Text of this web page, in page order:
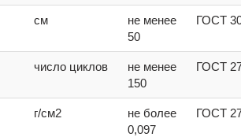
см
не менее
50
ГОСТ
число циклов
не менее
150
ГОСТ
г/см2
не более
0,097
ГОСТ